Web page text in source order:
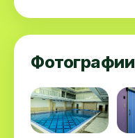
Фотографии